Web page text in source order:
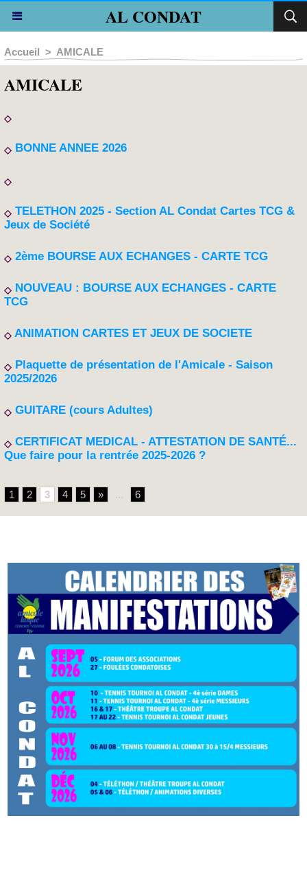
AL CONDAT
Accueil > AMICALE
AMICALE
BONNE ANNEE 2026
TELETHON 2025 - Section AL Condat Cartes TCG &
Jeux de Société
2ème BOURSE AUX ECHANGES - CARTE TCG
NOUVEAU : BOURSE AUX ECHANGES - CARTE
TCG
ANIMATION CARTES ET JEUX DE SOCIETE
Plaquette de présentation de l'Amicale - Saison
2025/2026
GUITARE (cours Adultes)
CERTIFICAT MEDICAL - ATTESTATION DE SANTÉ...
Que faire pour la rentrée 2025-2026 ?
1 2 3 4 5 » 6